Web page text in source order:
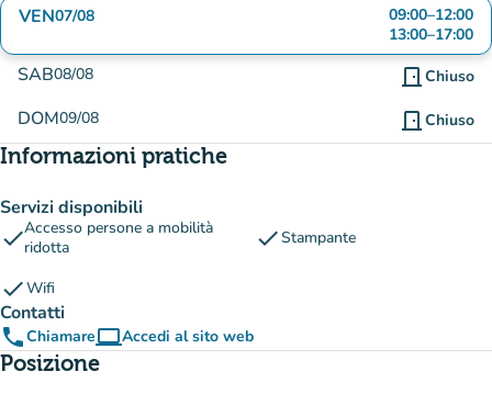
VEN07/08 09:00–12:00
13:00–17:00
SAB08/08 door_front Chiuso
DOM09/08 door_front Chiuso
Informazioni pratiche
Servizi disponibili
checkAccesso persone a mobilità
ridotta
checkStampante
checkWifi
Contatti
phoneChiamarecomputerAccedi al sito web
(nuova scheda)
Posizione